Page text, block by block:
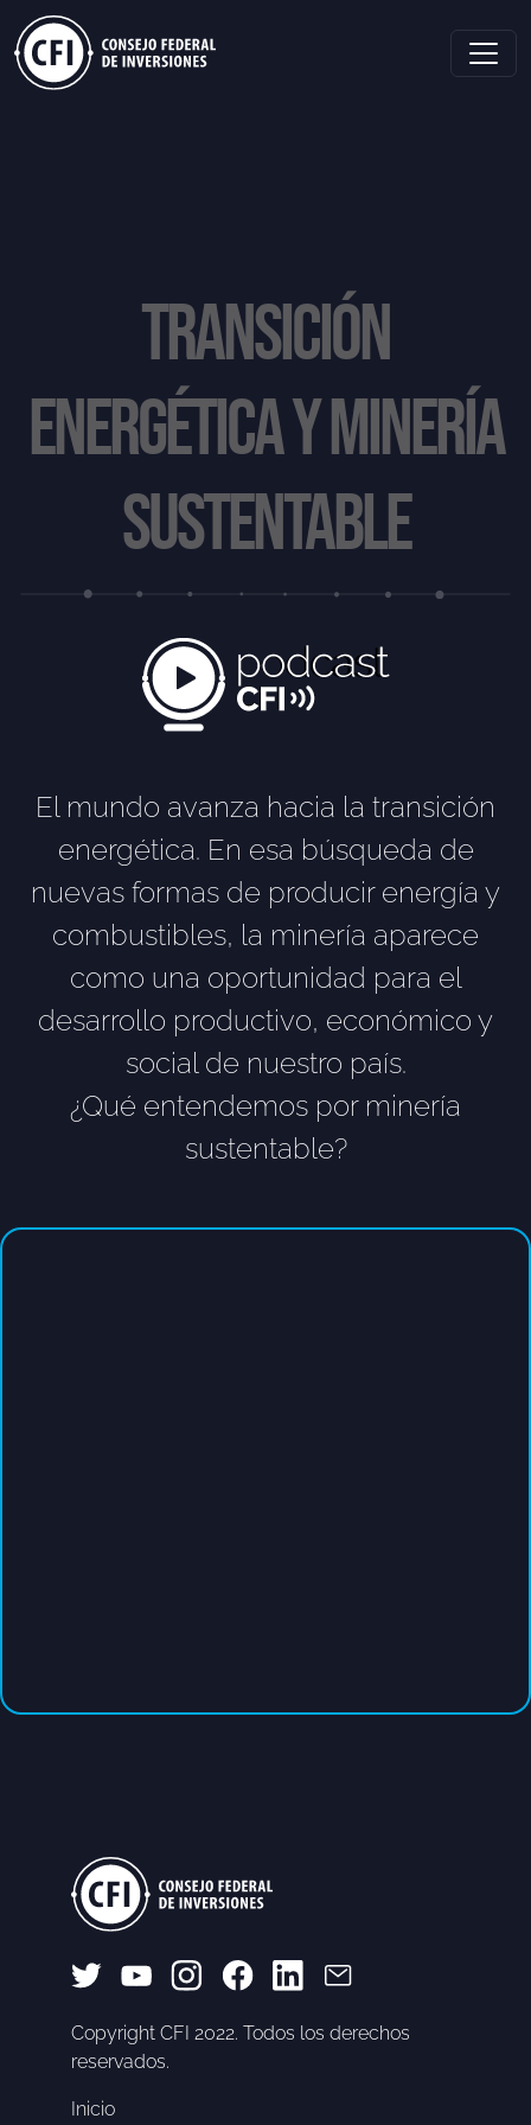
TRANSICIÓN
ENERGÉTICA Y MINERÍA
SUSTENTABLE
El mundo avanza hacia la transición
energética. En esa búsqueda de
nuevas formas de producir energía y
combustibles, la minería aparece
como una oportunidad para el
desarrollo productivo, económico y
social de nuestro país.
¿Qué entendemos por minería
sustentable?
Copyright CFI 2022. Todos los derechos
reservados.
Inicio